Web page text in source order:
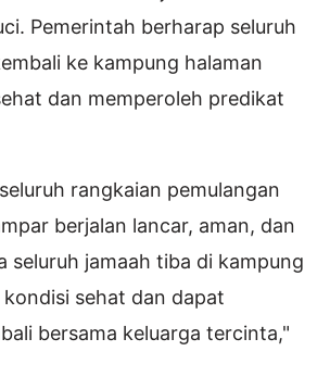
Pemerintah berharap seluruh
ke kampung halaman
dan memperoleh predikat
rangkaian pemulangan
berjalan lancar, aman, dan
seluruh jamaah tiba di kampung
sehat dan dapat
bersama keluarga tercinta,"